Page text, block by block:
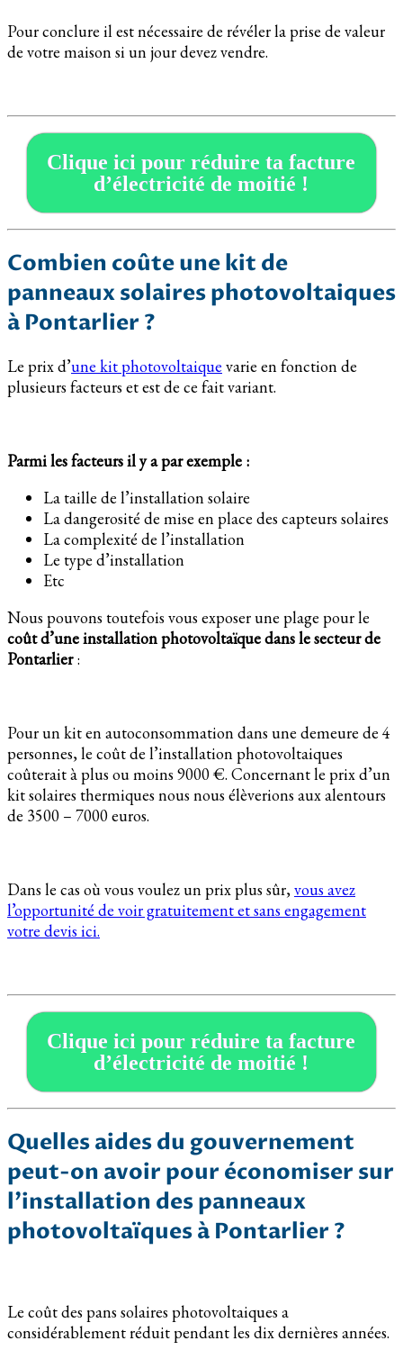
Pour conclure il est nécessaire de révéler la prise de valeur
de votre maison si un jour devez vendre.
Clique ici pour réduire ta facture
d’électricité de moitié !
Combien coûte une kit de
panneaux solaires photovoltaiques
à Pontarlier ?
Le prix d’une kit photovoltaique varie en fonction de
plusieurs facteurs et est de ce fait variant.
Parmi les facteurs il y a par exemple :
La taille de l’installation solaire
La dangerosité de mise en place des capteurs solaires
La complexité de l’installation
Le type d’installation
Etc
Nous pouvons toutefois vous exposer une plage pour le
coût d’une installation photovoltaïque dans le secteur de
Pontarlier:
Pour un kit en autoconsommation dans une demeure de 4
personnes, le coût de l’installation photovoltaiques
coûterait à plus ou moins 9000 €. Concernant le prix d’un
kit solaires thermiques nous nous élèverions aux alentours
de 3500 – 7000 euros.
Dans le cas où vous voulez un prix plus sûr,vous avez
l’opportunité de voir gratuitement et sans engagement
votre devis ici.
Clique ici pour réduire ta facture
d’électricité de moitié !
Quelles aides du gouvernement
peut-on avoir pour économiser sur
l’installation des panneaux
photovoltaïques à Pontarlier ?
Le coût des pans solaires photovoltaiques a
considérablement réduit pendant les dix dernières années.